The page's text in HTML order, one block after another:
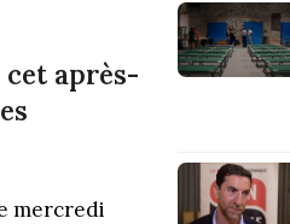
après-
mercredi